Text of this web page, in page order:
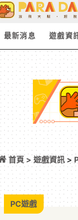
最新消息 遊戲資
首頁 >遊戲資訊 >
發售，體驗
PC遊戲